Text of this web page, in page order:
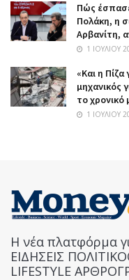
Πώς
Πολάκη, η
Αρβανίτη,
1 ΙΟΥΛΊΟΥ
«Και η Πίζα
μηχανικός
το χρονικό
1 ΙΟΥΛΊΟΥ
Η νέα πλατφόρμα
ΕΙΔΗΣΕΙΣ
LIFESTYLE